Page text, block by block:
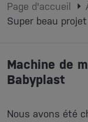
Page d'accueil
Super beau
Machine de
Babyplast
Nous avons été